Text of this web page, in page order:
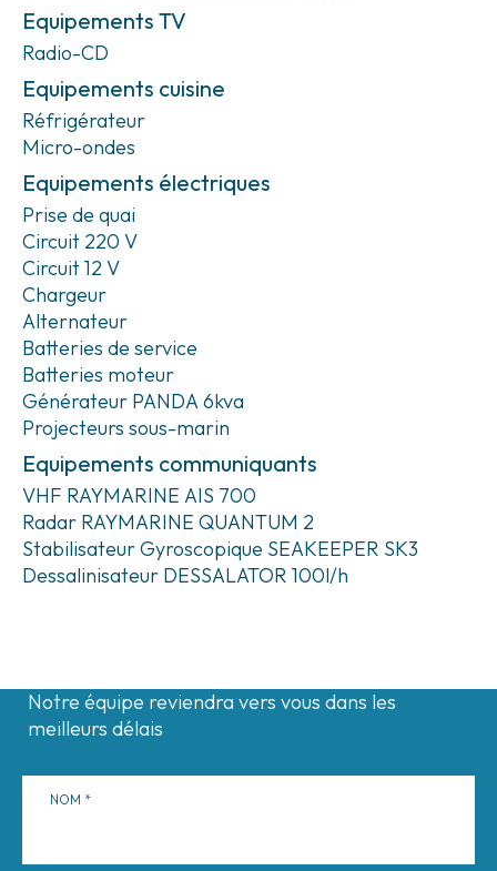
Equipements TV
Radio-CD
Equipements cuisine
Réfrigérateur
Micro-ondes
Equipements électriques
Prise de quai
Circuit 220 V
Circuit 12 V
Chargeur
Alternateur
Batteries de service
Batteries moteur
Générateur PANDA 6kva
Projecteurs sous-marin
Equipements communiquants
VHF RAYMARINE AIS 700
Radar RAYMARINE QUANTUM 2
Stabilisateur Gyroscopique SEAKEEPER SK3
Dessalinisateur DESSALATOR 100l/h
Notre équipe reviendra vers vous dans les
meilleurs délais
NOM